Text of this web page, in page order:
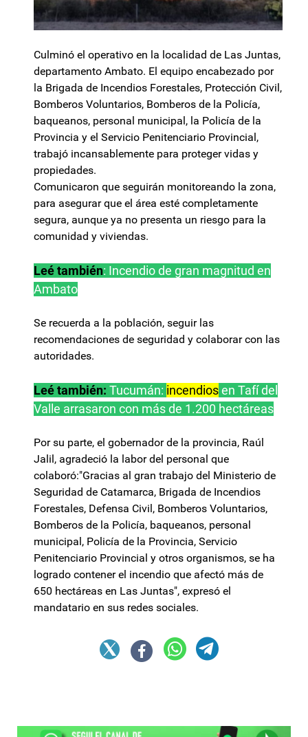
Culminó el operativo en la localidad de Las Juntas,
departamento Ambato. El equipo encabezado por
la Brigada de Incendios Forestales, Protección Civil,
Bomberos Voluntarios, Bomberos de la Policía,
baqueanos, personal municipal, la Policía de la
Provincia y el Servicio Penitenciario Provincial,
trabajó incansablemente para proteger vidas y
propiedades.
Comunicaron que seguirán monitoreando la zona,
para asegurar que el área esté completamente
segura, aunque ya no presenta un riesgo para la
comunidad y viviendas.
Leé también: Incendio de gran magnitud en
Ambato
Se recuerda a la población, seguir las
recomendaciones de seguridad y colaborar con las
autoridades.
Leé también: Tucumán: incendiosen Tafí del
Valle arrasaron con más de 1.200 hectáreas
Por su parte, el gobernador de la provincia, Raúl
Jalil, agradeció la labor del personal que
colaboró:"Gracias al gran trabajo del Ministerio de
Seguridad de Catamarca, Brigada de Incendios
Forestales, Defensa Civil, Bomberos Voluntarios,
Bomberos de la Policía, baqueanos, personal
municipal, Policía de la Provincia, Servicio
Penitenciario Provincial y otros organismos, se ha
logrado contener el incendio que afectó más de
650 hectáreas en Las Juntas", expresó el
mandatario en sus redes sociales.